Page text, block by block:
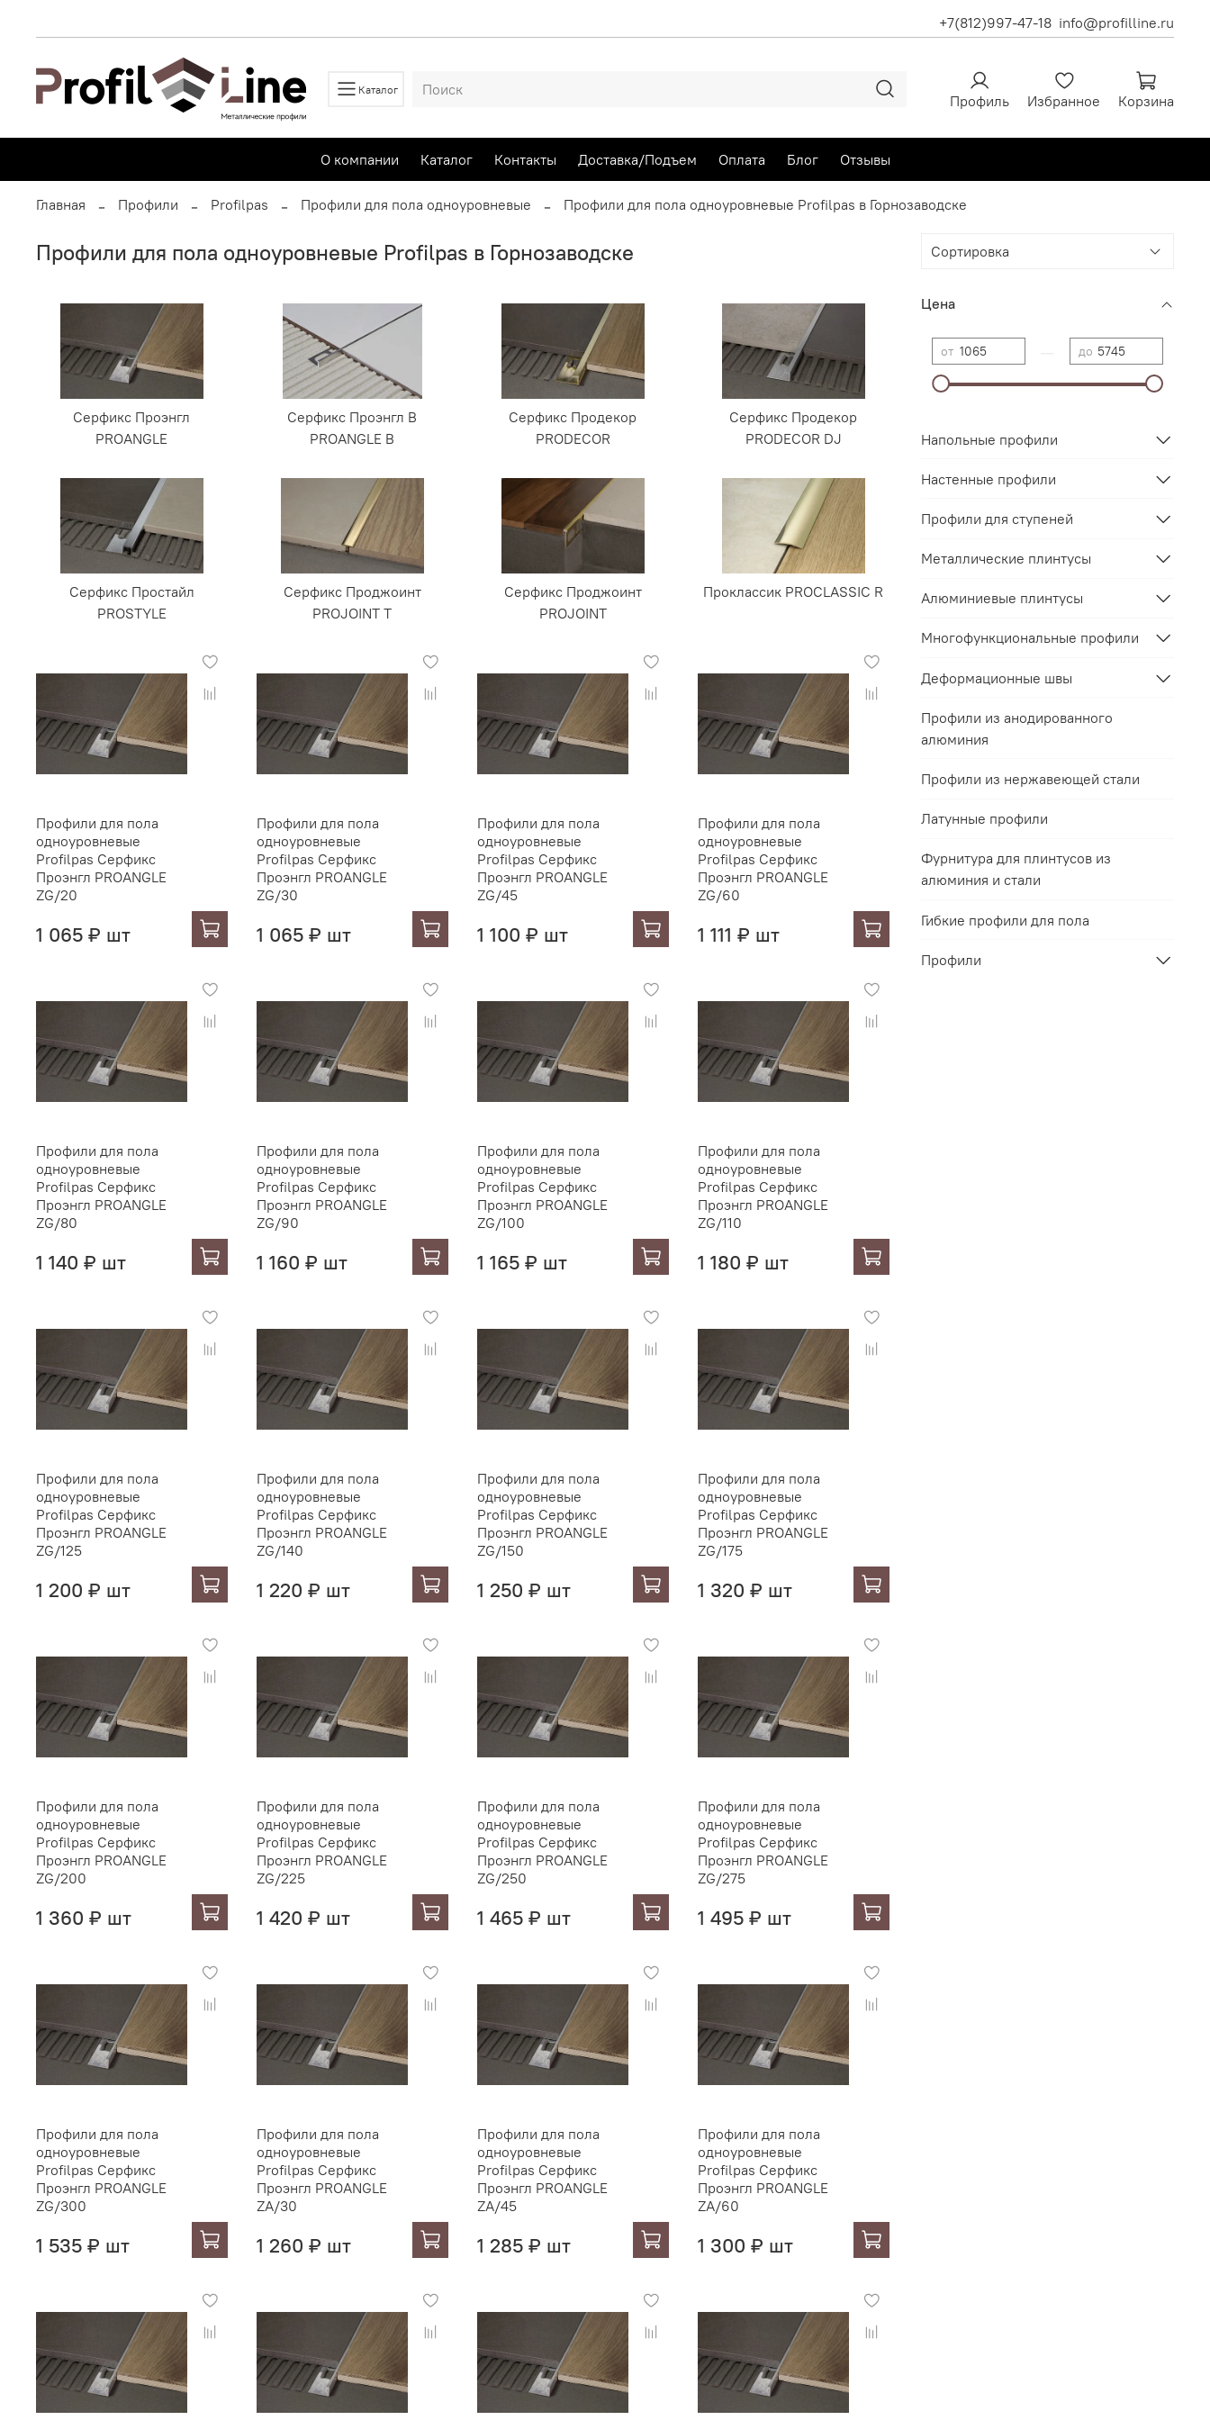
+7(812)997-47-18 info@profilline.ru
Каталог
Профиль Избранное Корзина
О компании Каталог Контакты Доставка/Подъем Оплата Блог Отзывы
Главная Профили Profilpas Профили для пола одноуровневые Профили для пола одноуровневые Profilpas в Горнозаводске
Профили для пола одноуровневые Profilpas в Горнозаводске
Серфикс Проэнгл
PROANGLE
Серфикс Проэнгл В
PROANGLE B
Серфикс Продекор
PRODECOR
Серфикс Продекор
PRODECOR DJ
Серфикс Простайл
PROSTYLE
Серфикс Проджоинт
PROJOINT T
Серфикс Проджоинт
PROJOINT
Проклассик PROCLASSIC R
Профили для пола
одноуровневые
Profilpas Серфикс
Проэнгл PROANGLE
ZG/20
1 065 ₽ шт
Профили для пола
одноуровневые
Profilpas Серфикс
Проэнгл PROANGLE
ZG/30
1 065 ₽ шт
Профили для пола
одноуровневые
Profilpas Серфикс
Проэнгл PROANGLE
ZG/45
1 100 ₽ шт
Профили для пола
одноуровневые
Profilpas Серфикс
Проэнгл PROANGLE
ZG/60
1 111 ₽ шт
Профили для пола
одноуровневые
Profilpas Серфикс
Проэнгл PROANGLE
ZG/80
1 140 ₽ шт
Профили для пола
одноуровневые
Profilpas Серфикс
Проэнгл PROANGLE
ZG/90
1 160 ₽ шт
Профили для пола
одноуровневые
Profilpas Серфикс
Проэнгл PROANGLE
ZG/100
1 165 ₽ шт
Профили для пола
одноуровневые
Profilpas Серфикс
Проэнгл PROANGLE
ZG/110
1 180 ₽ шт
Профили для пола
одноуровневые
Profilpas Серфикс
Проэнгл PROANGLE
ZG/125
1 200 ₽ шт
Профили для пола
одноуровневые
Profilpas Серфикс
Проэнгл PROANGLE
ZG/140
1 220 ₽ шт
Профили для пола
одноуровневые
Profilpas Серфикс
Проэнгл PROANGLE
ZG/150
1 250 ₽ шт
Профили для пола
одноуровневые
Profilpas Серфикс
Проэнгл PROANGLE
ZG/175
1 320 ₽ шт
Профили для пола
одноуровневые
Profilpas Серфикс
Проэнгл PROANGLE
ZG/200
1 360 ₽ шт
Профили для пола
одноуровневые
Profilpas Серфикс
Проэнгл PROANGLE
ZG/225
1 420 ₽ шт
Профили для пола
одноуровневые
Profilpas Серфикс
Проэнгл PROANGLE
ZG/250
1 465 ₽ шт
Профили для пола
одноуровневые
Profilpas Серфикс
Проэнгл PROANGLE
ZG/275
1 495 ₽ шт
Профили для пола
одноуровневые
Profilpas Серфикс
Проэнгл PROANGLE
ZG/300
1 535 ₽ шт
Профили для пола
одноуровневые
Profilpas Серфикс
Проэнгл PROANGLE
ZA/30
1 260 ₽ шт
Профили для пола
одноуровневые
Profilpas Серфикс
Проэнгл PROANGLE
ZA/45
1 285 ₽ шт
Профили для пола
одноуровневые
Profilpas Серфикс
Проэнгл PROANGLE
ZA/60
1 300 ₽ шт
Цена
от до
Напольные профили
Настенные профили
Профили для ступеней
Металлические плинтусы
Алюминиевые плинтусы
Многофункциональные профили
Деформационные швы
Профили из анодированного
алюминия
Профили из нержавеющей стали
Латунные профили
Фурнитура для плинтусов из
алюминия и стали
Гибкие профили для пола
Профили